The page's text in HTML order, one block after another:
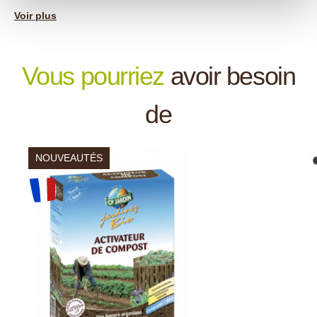
+Fabrication française
Voir plus
Vous pourriez avoir besoin
de
NOUVEAUTÉS